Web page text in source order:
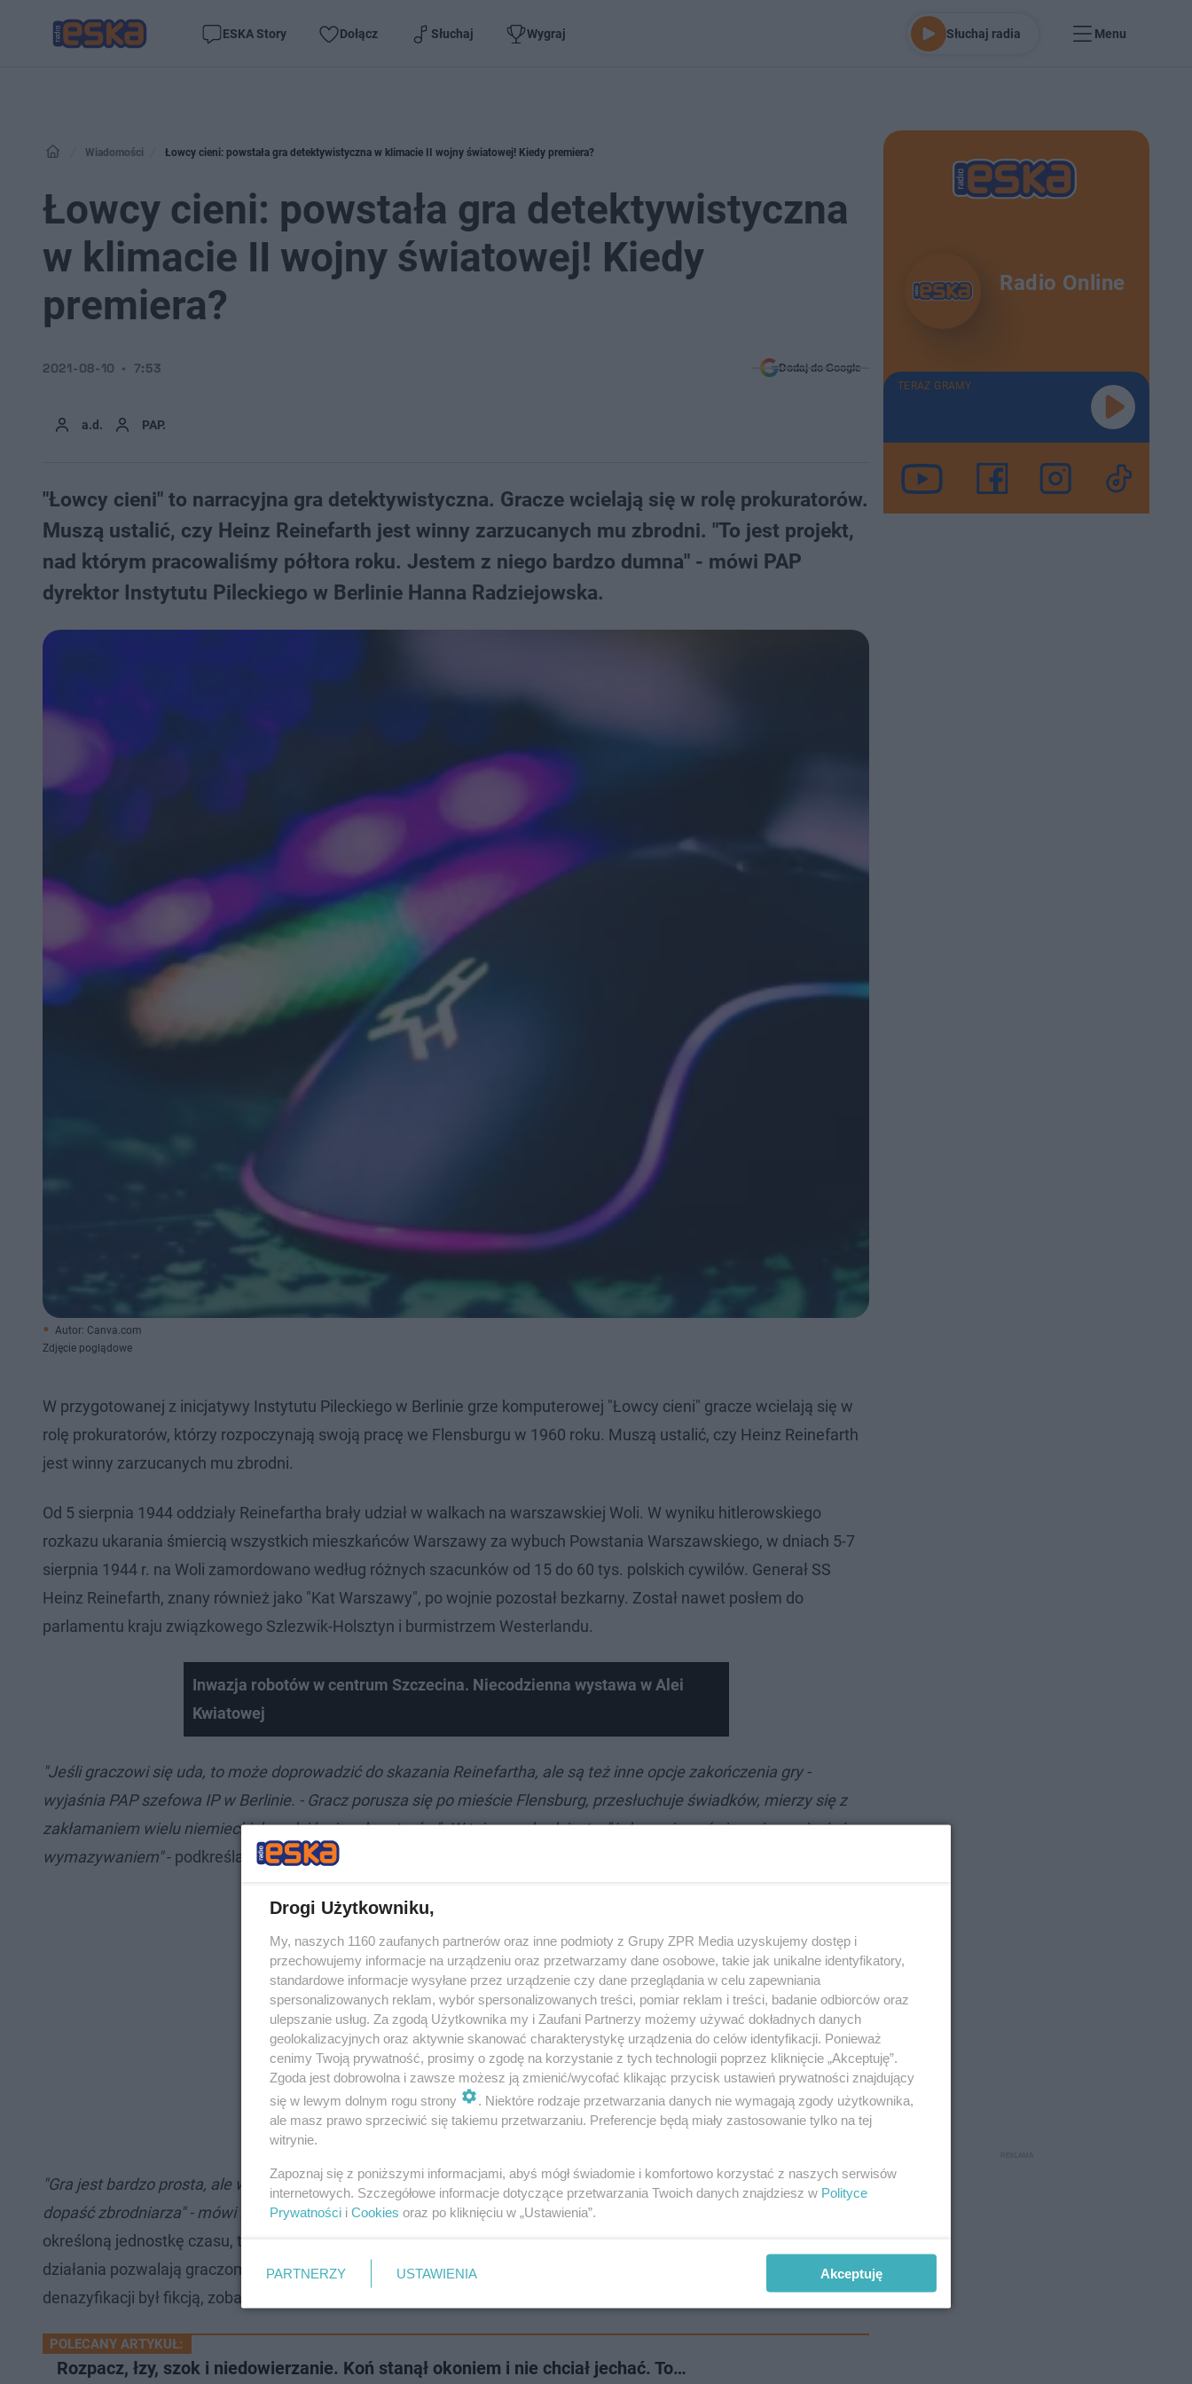
ESKA Story Dołącz Słuchaj Wygraj Słuchaj radia Menu
Wiadomości Łowcy cieni: powstała gra detektywistyczna w klimacie II wojny światowej! Kiedy premiera?
Łowcy cieni: powstała gra detektywistyczna
w klimacie II wojny światowej! Kiedy
premiera?
a.d. PAP.
2021-08-10 7:53 Dodaj do Google
"Łowcy cieni" to narracyjna gra detektywistyczna. Gracze wcielają się w rolę prokuratorów.
Muszą ustalić, czy Heinz Reinefarth jest winny zarzucanych mu zbrodni. "To jest projekt,
nad którym pracowaliśmy półtora roku. Jestem z niego bardzo dumna" - mówi PAP
dyrektor Instytutu Pileckiego w Berlinie Hanna Radziejowska.
Autor: Canva.com
Zdjęcie poglądowe
W przygotowanej z inicjatywy Instytutu Pileckiego w Berlinie grze komputerowej "Łowcy cieni" gracze wcielają się w
rolę prokuratorów, którzy rozpoczynają swoją pracę we Flensburgu w 1960 roku. Muszą ustalić, czy Heinz Reinefarth
jest winny zarzucanych mu zbrodni.
Od 5 sierpnia 1944 oddziały Reinefartha brały udział w walkach na warszawskiej Woli. W wyniku hitlerowskiego
rozkazu ukarania śmiercią wszystkich mieszkańców Warszawy za wybuch Powstania Warszawskiego, w dniach 5-7
sierpnia 1944 r. na Woli zamordowano według różnych szacunków od 15 do 60 tys. polskich cywilów. Generał SS
Heinz Reinefarth, znany również jako "Kat Warszawy", po wojnie pozostał bezkarny. Został nawet posłem do
parlamentu kraju związkowego Szlezwik-Holsztyn i burmistrzem Westerlandu.
Inwazja robotów w centrum Szczecina. Niecodzienna wystawa w Alei
Kwiatowej
"Jeśli graczowi się uda, to może doprowadzić do skazania Reinefartha, ale są też inne opcje zakończenia gry -
wyjaśnia PAP szefowa IP w Berlinie. - Gracz porusza się po mieście Flensburg, przesłuchuje świadków, mierzy się z
zakłamaniem wielu niemieckich sędziów i prokuratorów". W tej grze chodzi o to, "żeby zmierzyć się z niepamięcią i
wymazywaniem"- podkreśla Radziejowska. "To jest gra o odkrywaniu wymazanej historii" - dodaje.
"Gra jest bardzo prosta, ale wciągająca. Napięcie jest budowane przez fakt, że gracz ma ograniczony czas, aby
dopaść zbrodniarza" - mówi PAP pan Adam, który spędził już sporo czasu z "Łowcami cieni"
określoną jednostkę czasu, trzeba podejmować właściwe decyzje. Gra ma olbrzymie walory edukacyjne - kolejne
działania pozwalają graczom dowiedzieć się, czym było powstanie warszawskie, zrozumieć, dlaczego proces
denazyfikacji był fikcją, zobaczyć mechanizmy, które umożliwiły Reinefarthowi karierę po wojnie".
POLECANY ARTYKUŁ:
Rozpacz, łzy, szok i niedowierzanie. Koń stanął okoniem i nie chciał jechać. To…
Radio Online
TERAZ GRAMY
Drogi Użytkowniku,
My, naszych 1160 zaufanych partnerów oraz inne podmioty z Grupy ZPR Media uzyskujemy dostęp i
przechowujemy informacje na urządzeniu oraz przetwarzamy dane osobowe, takie jak unikalne identyfikatory,
standardowe informacje wysyłane przez urządzenie czy dane przeglądania w celu zapewniania
spersonalizowanych reklam, wybór spersonalizowanych treści, pomiar reklam i treści, badanie odbiorców oraz
ulepszanie usług. Za zgodą Użytkownika my i Zaufani Partnerzy możemy używać dokładnych danych
geolokalizacyjnych oraz aktywnie skanować charakterystykę urządzenia do celów identyfikacji. Ponieważ
cenimy Twoją prywatność, prosimy o zgodę na korzystanie z tych technologii poprzez kliknięcie „Akceptuję”.
Zgoda jest dobrowolna i zawsze możesz ją zmienić/wycofać klikając przycisk ustawień prywatności znajdujący
się w lewym dolnym rogu strony
. Niektóre rodzaje przetwarzania danych nie wymagają zgody użytkownika,
ale masz prawo sprzeciwić się takiemu przetwarzaniu. Preferencje będą miały zastosowanie tylko na tej
witrynie.
Zapoznaj się z poniższymi informacjami, abyś mógł świadomie i komfortowo korzystać z naszych serwisów
internetowych. Szczegółowe informacje dotyczące przetwarzania Twoich danych znajdziesz w Polityce
Prywatności i Cookies oraz po kliknięciu w „Ustawienia”.
PARTNERZY USTAWIENIA Akceptuję